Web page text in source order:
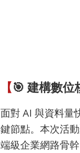
【🎯 建構數
面對 AI 與資料量
鍵節點。本次活
端級企業網路骨